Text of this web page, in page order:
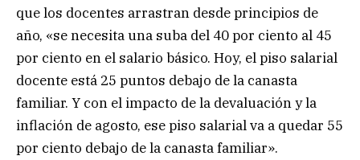
que los docentes arrastran desde principios de
año, «se necesita una suba del 40 por ciento al 45
por ciento en el salario básico. Hoy, el piso salarial
docente está 25 puntos debajo de la canasta
familiar. Y con el impacto de la devaluación y la
inflación de agosto, ese piso salarial va a quedar 55
por ciento debajo de la canasta familiar».